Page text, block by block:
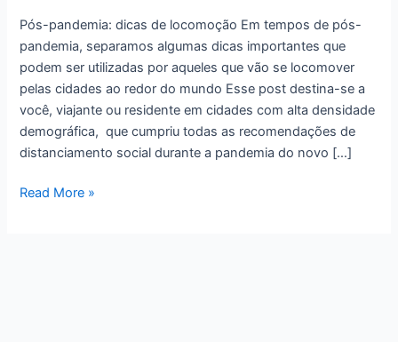
Pós-pandemia: dicas de locomoção Em tempos de pós-
pandemia, separamos algumas dicas importantes que
podem ser utilizadas por aqueles que vão se locomover
pelas cidades ao redor do mundo Esse post destina-se a
você, viajante ou residente em cidades com alta densidade
demográfica, que cumpriu todas as recomendações de
distanciamento social durante a pandemia do novo […]
Read More »